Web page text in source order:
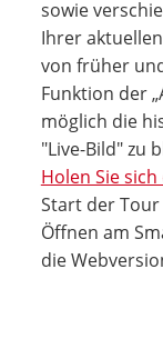
sowie
Ihrer
von früher
Funktion der
möglich die
"Live-Bild" zu
Holen Sie
Start der Tour
Öffnen am
die